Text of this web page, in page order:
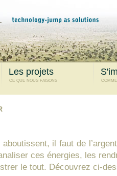
Les projets
ce que nous faisons
aboutissent, il faut de
ces énergies, les
le tout. Découvrez ci-